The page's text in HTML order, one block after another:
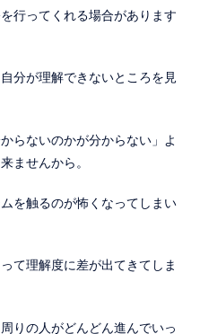
行ってくれる場合があります
分が理解できないところを見
らないのかが分からない」よ
ませんから。
を触るのが怖くなってしまい
て理解度に差が出てきてしま
りの人がどんどん進んでいっ